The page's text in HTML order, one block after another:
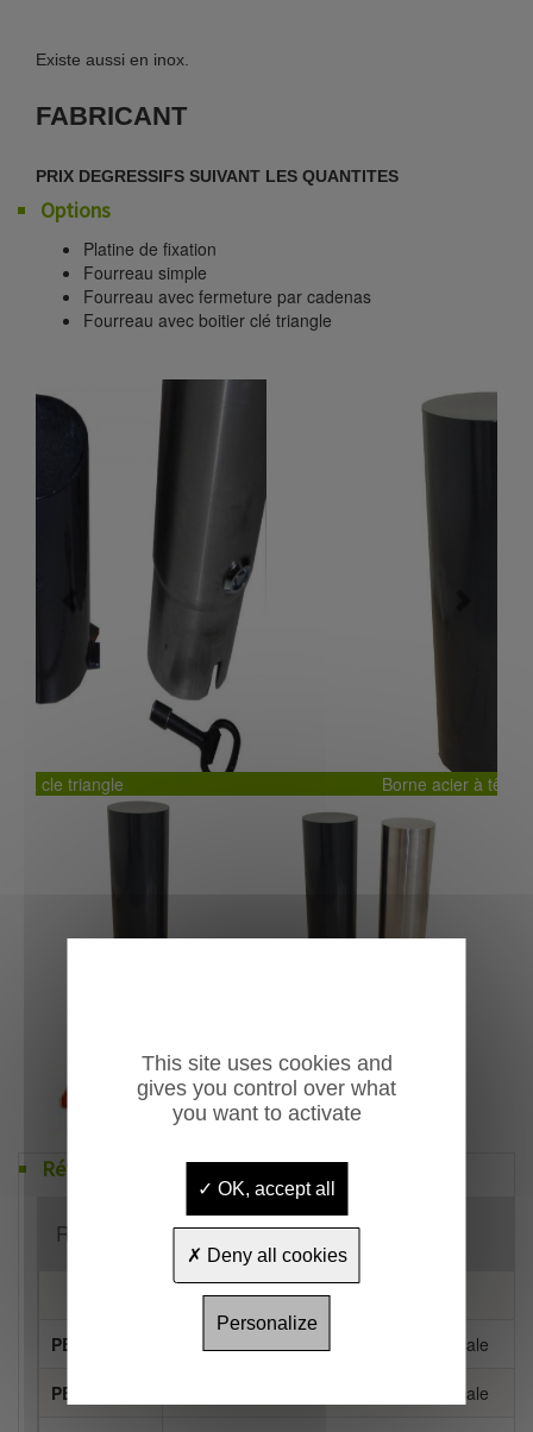
Existe aussi en inox.
FABRICANT
PRIX DEGRESSIFS SUIVANT LES QUANTITES
Options
Platine de fixation
Fourreau simple
Fourreau avec fermeture par cadenas
Fourreau avec boitier clé triangle
Borne acier à tête plate Escale
Previous
Références
Référence Désignation
FINITION ACIER LAQUE :
PE07A04774 Borne acier laqué diam. 169 Escale
PE07B04774 Borne acier laqué diam. 169 Escale
This site uses cookies and
gives you control over what
you want to activate
OK, accept all
Deny all cookies
Personalize